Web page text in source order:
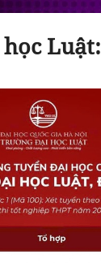
Luật: